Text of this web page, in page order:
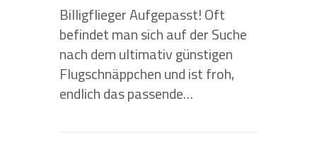
Billigflieger Aufgepasst! Oft
befindet man sich auf der Suche
nach dem ultimativ günstigen
Flugschnäppchen und ist froh,
endlich das passende…